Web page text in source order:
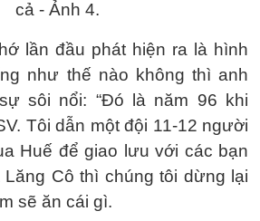
lần đầu phát hiện ra là hình
như thế nào không thì anh
sôi nổi: “Đó là năm 96 khi
Tôi dẫn một đội 11-12 người
Huế để giao lưu với các bạn
Cô thì chúng tôi dừng lại
sẽ ăn cái gì.